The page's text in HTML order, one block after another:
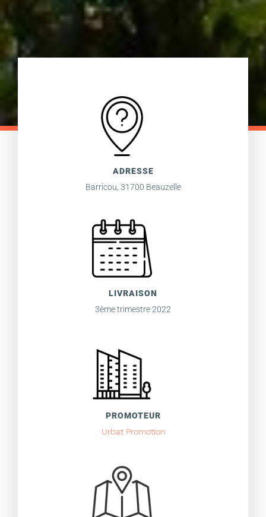
ADRESSE
Barricou, 31700 Beauzelle
LIVRAISON
3ème trimestre 2022
PROMOTEUR
Urbat Promotion